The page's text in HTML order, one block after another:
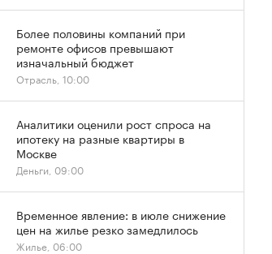
Более половины компаний при
ремонте офисов превышают
изначальный бюджет
Отрасль, 10:00
Аналитики оценили рост спроса на
ипотеку на разные квартиры в
Москве
Деньги, 09:00
Временное явление: в июле снижение
цен на жилье резко замедлилось
Жилье, 06:00